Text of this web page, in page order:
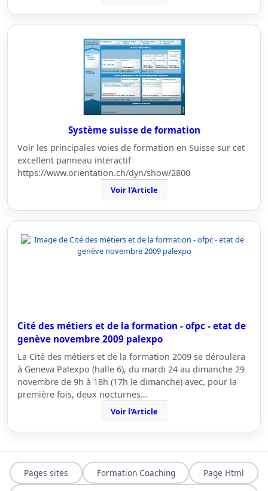
Système suisse de formation
Voir les principales voies de formation en Suisse sur cet
excellent panneau interactif
https://www.orientation.ch/dyn/show/2800
Voir l'Article
Cité des métiers et de la formation - ofpc - etat de
genève novembre 2009 palexpo
La Cité des métiers et de la formation 2009 se déroulera
à Geneva Palexpo (halle 6), du mardi 24 au dimanche 29
novembre de 9h à 18h (17h le dimanche) avec, pour la
première fois, deux nocturnes…
Voir l'Article
Pages sites Formation Coaching
Page Html